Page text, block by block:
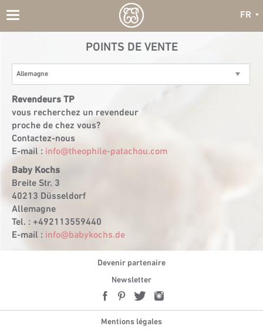
Toggle
FR
POINTS DE VENTE
Allemagne
Revendeurs TP
vous recherchez un revendeur
proche de chez vous?
Contactez-nous
E-mail : info@theophile-patachou.com
Baby Kochs
Breite Str. 3
40213 Düsseldorf
Allemagne
Tel. : +492113559440
E-mail : info@babykochs.de
Devenir partenaire
Newsletter
Mentions légales